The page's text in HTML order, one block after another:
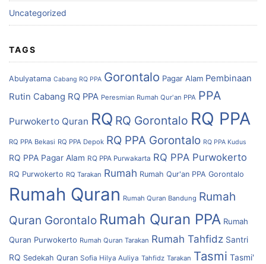
Uncategorized
TAGS
Abulyatama Cabang RQ PPA Gorontalo Pagar Alam Pembinaan
Rutin Cabang RQ PPA Peresmian Rumah Qur'an PPA PPA
Purwokerto Quran RQ RQ Gorontalo RQ PPA
RQ PPA Bekasi RQ PPA Depok RQ PPA Gorontalo RQ PPA Kudus
RQ PPA Pagar Alam RQ PPA Purwakarta RQ PPA Purwokerto
RQ Purwokerto RQ Tarakan Rumah Rumah Qur'an PPA Gorontalo
Rumah Quran Rumah Quran Bandung Rumah
Quran Gorontalo Rumah Quran PPA Rumah
Quran Purwokerto Rumah Quran Tarakan Rumah Tahfidz Santri
RQ Sedekah Quran Sofia Hilya Auliya Tahfidz Tarakan Tasmi Tasmi'